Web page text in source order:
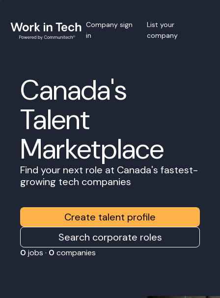
Company sign
in
List your
company
Canada's
Talent
Marketplace
Find your next role at Canada's fastest-
growing tech companies
Create talent profile
Search corporate roles
0 jobs · 0 companies